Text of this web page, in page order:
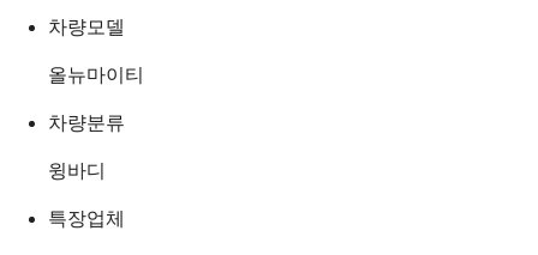
차량모델
올뉴마이티
차량분류
윙바디
특장업체